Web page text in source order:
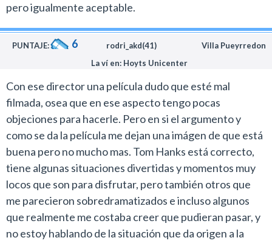
pero igualmente aceptable.
PUNTAJE: 6 rodri_akd(41)
Villa Pueyrredon
La ví en: Hoyts Unicenter
Con ese director una película dudo que esté mal
filmada, osea que en ese aspecto tengo pocas
objeciones para hacerle. Pero en si el argumento y
como se da la película me dejan una imágen de que está
buena pero no mucho mas. Tom Hanks está correcto,
tiene algunas situaciones divertidas y momentos muy
locos que son para disfrutar, pero también otros que
me parecieron sobredramatizados e incluso algunos
que realmente me costaba creer que pudieran pasar, y
no estoy hablando de la situación que da origen a la